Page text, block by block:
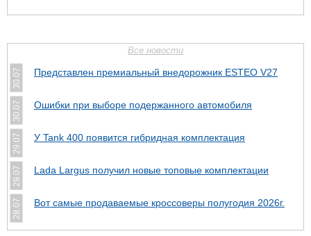
Все новости
30.07 Представлен премиальный внедорожник ESTEO V27
30.07 Ошибки при выборе подержанного автомобиля
29.07 У Tank 400 появится гибридная комплектация
29.07 Lada Largus получил новые топовые комплектации
28.07 Вот самые продаваемые кроссоверы полугодия 2026г.